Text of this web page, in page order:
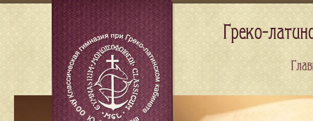
Греко-